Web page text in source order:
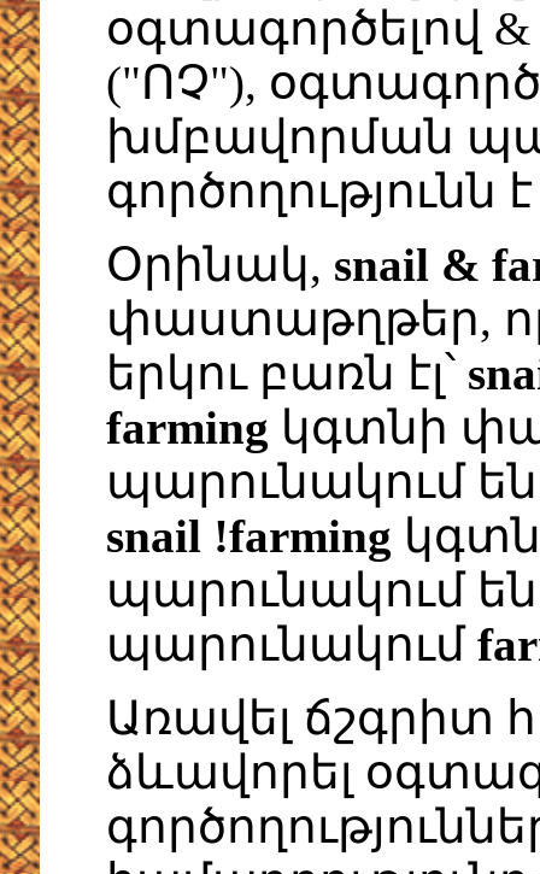
օգտագործելով
("ՈՉ"),
խմբավորման
գործողությունն
Օրինակ, snail &
փաստաթղթեր,
երկու բառն էլ՝
farming կգտնի
պարունակում
snail !farming
պարունակում
պարունակում
Առավել ճշգրիտ
ձևավորել